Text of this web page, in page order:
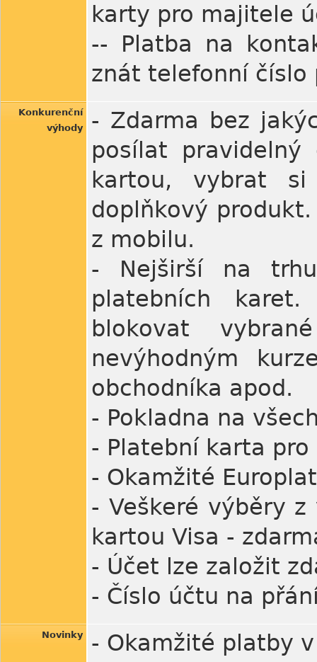
karty pro majitele
-- Platba na
znát telefonní číslo
Konkurenční
výhody
- Zdarma bez
posílat
kartou, vybrat
doplňkový
z mobilu.
- Nejširší na
platebních
blokovat
nevýhodným
obchodníka apod.
- Pokladna na
- Platební karta
- Okamžité
- Veškeré výběry
kartou Visa -
- Účet lze založit
- Číslo účtu na
Novinky
- Okamžité platby v